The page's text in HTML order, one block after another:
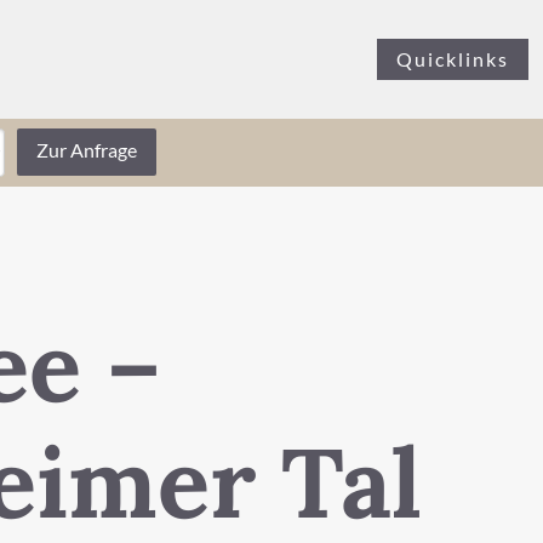
Quicklinks
Zur Anfrage
–
Tal